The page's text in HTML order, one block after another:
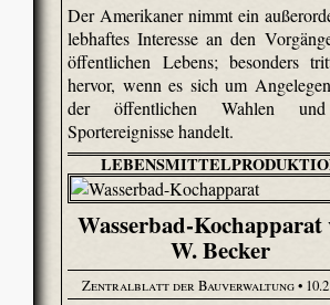
Der Amerikaner nimmt ein
lebhaftes Interesse an den
öffentlichen Lebens; besonders
hervor, wenn es sich um
der öffentlichen Wahlen
Sportereignisse handelt.
Wasserbad-Kochapparat
W. Becker
Zentralblatt der Bauverwaltung•